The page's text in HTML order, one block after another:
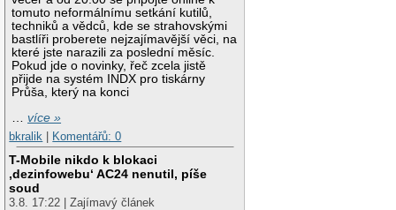
tomuto neformálnímu setkání kutilů,
techniků a vědců, kde se strahovskými
bastlíři proberete nejzajímavější věci, na
které jste narazili za poslední měsíc.
Pokud jde o novinky, řeč zcela jistě
přijde na systém INDX pro tiskárny
Průša, který na konci
…více »
bkralik
Komentářů: 0
T-Mobile nikdo k blokaci
‚dezinfowebu‘ AC24 nenutil, píše
soud
3.8. 17:22 | Zajímavý článek